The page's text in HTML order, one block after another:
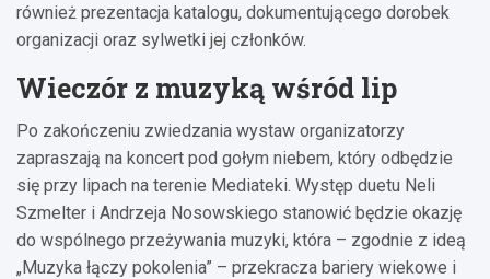
również prezentacja katalogu, dokumentującego dorobek
organizacji oraz sylwetki jej członków.
Wieczór z muzyką wśród lip
Po zakończeniu zwiedzania wystaw organizatorzy
zapraszają na koncert pod gołym niebem, który odbędzie
się przy lipach na terenie Mediateki. Występ duetu Neli
Szmelter i Andrzeja Nosowskiego stanowić będzie okazję
do wspólnego przeżywania muzyki, która – zgodnie z ideą
„Muzyka łączy pokolenia” – przekracza bariery wiekowe i